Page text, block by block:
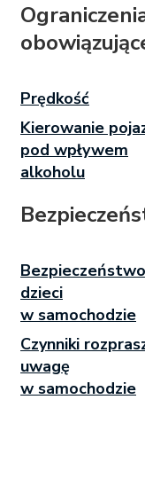
Prędkość
Kierowanie
pod wpływem
alkoholu
Bezpieczeństwo
dzieci
w samochodzie
Czynniki
uwagę
w samochodzie